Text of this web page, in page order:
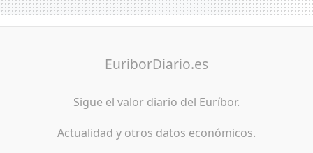
EuriborDiario.es
Sigue el valor diario del Euríbor.
Actualidad y otros datos económicos.